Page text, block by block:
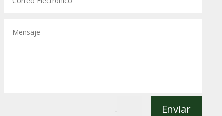
Enviar